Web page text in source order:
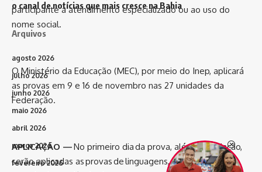
participante a atendimento especializado ou ao uso do
nome social.
O Ministério da Educação (MEC), por meio do Inep, aplicará
as provas em 9 e 16 de novembro nas 27 unidades da
Federação.
APLICAÇÃO —No primeiro dia da prova, além da redação,
serão aplicadas as provas de linguagens, códigos e suas
o canal de notícias que mais cresce na Bahia
Arquivos
agosto 2026
julho 2026
junho 2026
maio 2026
abril 2026
março 2026
fevereiro 2026